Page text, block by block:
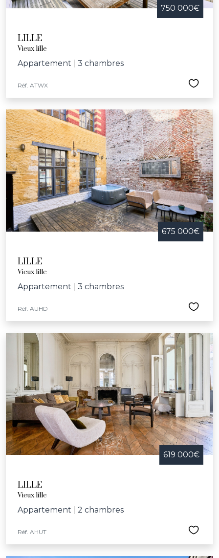
750 000€
LILLE
Vieux lille
Appartement 3 chambres
Réf. ATWX
675 000€
LILLE
Vieux lille
Appartement 3 chambres
Réf. AUHD
619 000€
LILLE
Vieux lille
Appartement 2 chambres
Réf. AHUT